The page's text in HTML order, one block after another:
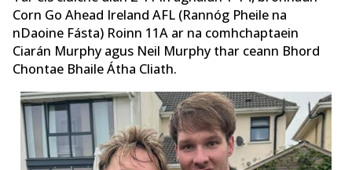
Corn Go Ahead Ireland AFL (Rannóg Pheile na
nDaoine Fásta) Roinn 11A ar na comhchaptaein
Ciarán Murphy agus Neil Murphy thar ceann Bhord
Chontae Bhaile Átha Cliath.